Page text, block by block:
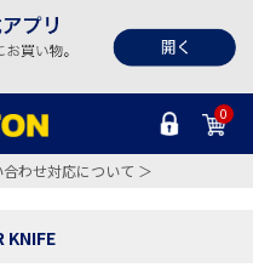
0
わせ対応について ＞
KNIFE